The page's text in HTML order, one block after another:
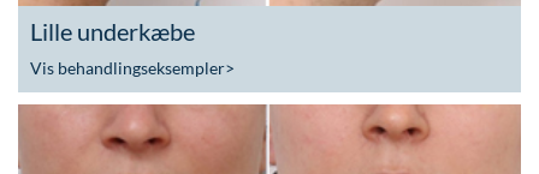
Lille underkæbe
Vis behandlingseksempler>